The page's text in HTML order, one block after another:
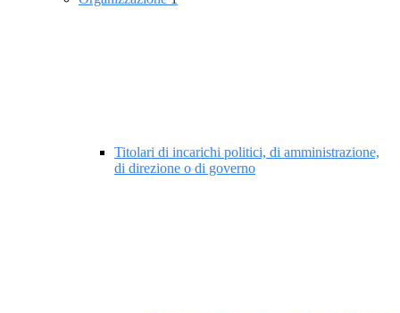
Titolari di incarichi politici, di amministrazione,
di direzione o di governo